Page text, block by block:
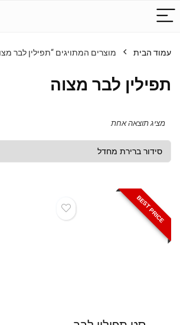
עמוד הבית מוצרים המתויגים “תפילין לבר
תפילין לבר מצוה
מציג תוצאה אחת
BEST PRICE